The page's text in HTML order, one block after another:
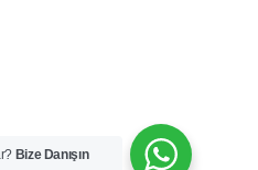
Bize Danışın